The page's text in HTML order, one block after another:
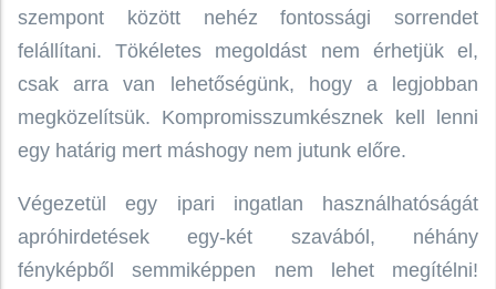
szempont között nehéz fontossági sorrendet
felállítani. Tökéletes megoldást nem érhetjük el,
csak arra van lehetőségünk, hogy a legjobban
megközelítsük. Kompromisszumkésznek kell lenni
egy határig mert máshogy nem jutunk előre.
Végezetül egy ipari ingatlan használhatóságát
apróhirdetések egy-két szavából, néhány
fényképből semmiképpen nem lehet megítélni!